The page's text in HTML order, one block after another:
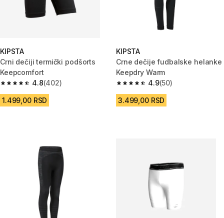
KIPSTA
Crni dečiji termički podšorts
Keepcomfort
4.8
4.8 od 5 zvezdica from 402 Recenzije
(402)
1.499,00 RSD
KIPSTA
Crne dečije fudbalske helanke
Keepdry Warm
4.9
4.9 od 5 zvezdica from 50
(50)
3.499,00 RSD